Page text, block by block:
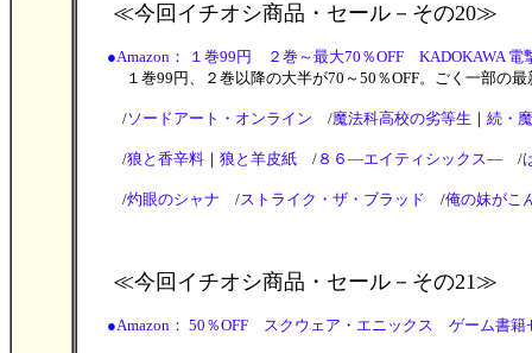
≪今回イチオシ商品・セール －その20≫
●Amazon： １巻99円 ２巻～最大70％OFF KADOKAWA 電
１巻99円、２巻以降の大半が70～50％OFF。ごく一部の最
/ソードアート・オンライン /魔法科高校の劣等生 ｜ 続・
/狼と香辛料 ｜ 狼と羊皮紙 / ８６―エイティシックス― /
/灼眼のシャナ /ストライク・ザ・ブラッド /俺の妹がこ
≪今回イチオシ商品・セール －その21≫
●Amazon： 50％OFF スクウェア・エニックス ゲーム書籍